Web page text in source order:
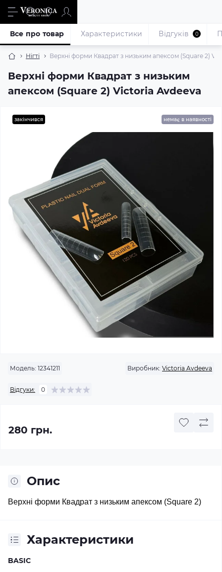
Нігті Верхні форми Квадрат з низьким апексом (Square 2)
Верхні форми Квадрат з низьким
апексом (Square 2) Victoria Avdeeva
Все про товар Характеристики Відгуків 0
закінчився немає в наявності
Модель: 12341211 Виробник: Victoria Avdeeva
Відгуки: 0
280 грн.
Опис
Верхні форми Квадрат з низьким апексом (Square 2)
Характеристики
BASIC